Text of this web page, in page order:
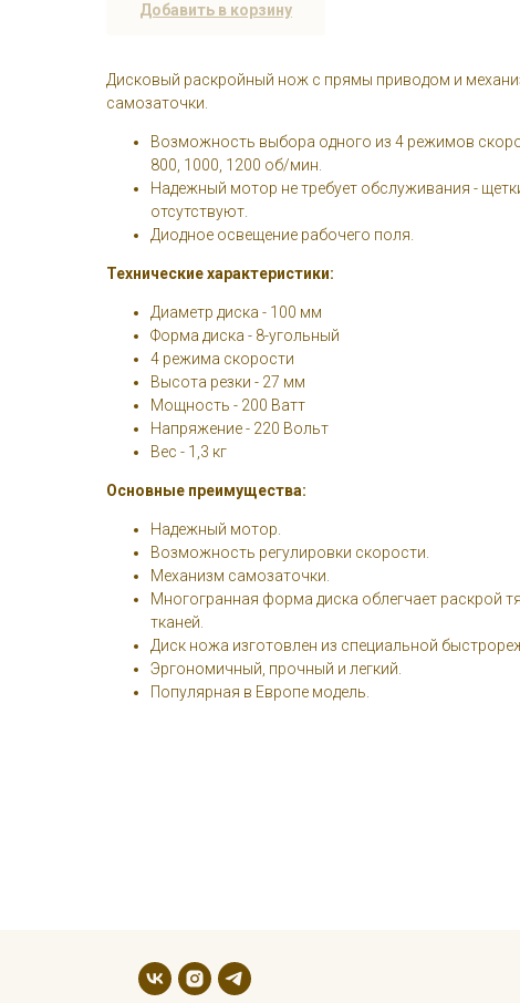
Добавить в корзину
Дисковый раскройный нож с прямы приводом и
самозаточки.
Возможность выбора одного из 4 режимов
800, 1000, 1200 об/мин.
Надежный мотор не требует обслуживания -
отсутствуют.
Диодное освещение рабочего поля.
Технические характеристики:
Диаметр диска - 100 мм
Форма диска - 8-угольный
4 режима скорости
Высота резки - 27 мм
Мощность - 200 Ватт
Напряжение - 220 Вольт
Вес - 1,3 кг
Основные преимущества:
Надежный мотор.
Возможность регулировки скорости.
Механизм самозаточки.
Многогранная форма диска облегчает раскрой
тканей.
Диск ножа изготовлен из специальной
Эргономичный, прочный и легкий.
Популярная в Европе модель.